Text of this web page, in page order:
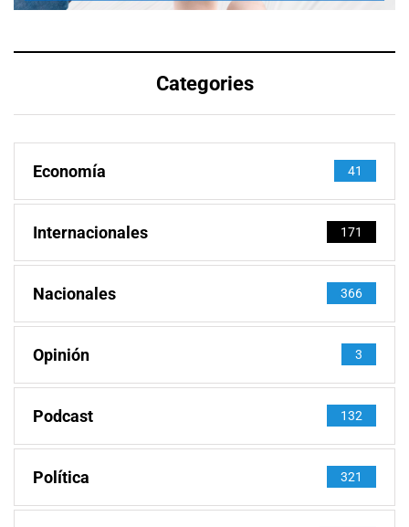
Categories
Economía 41
Internacionales 171
Nacionales 366
Opinión 3
Podcast 132
Política 321